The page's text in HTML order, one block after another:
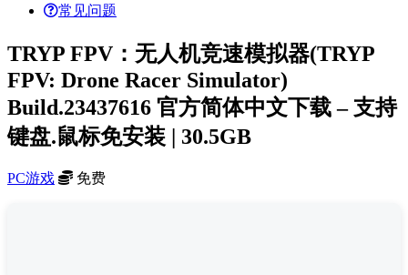
常见问题
TRYP FPV：无人机竞速模拟器(TRYP
FPV: Drone Racer Simulator)
Build.23437616 官方简体中文下载 – 支持
键盘.鼠标免安装 | 30.5GB
PC游戏 免费